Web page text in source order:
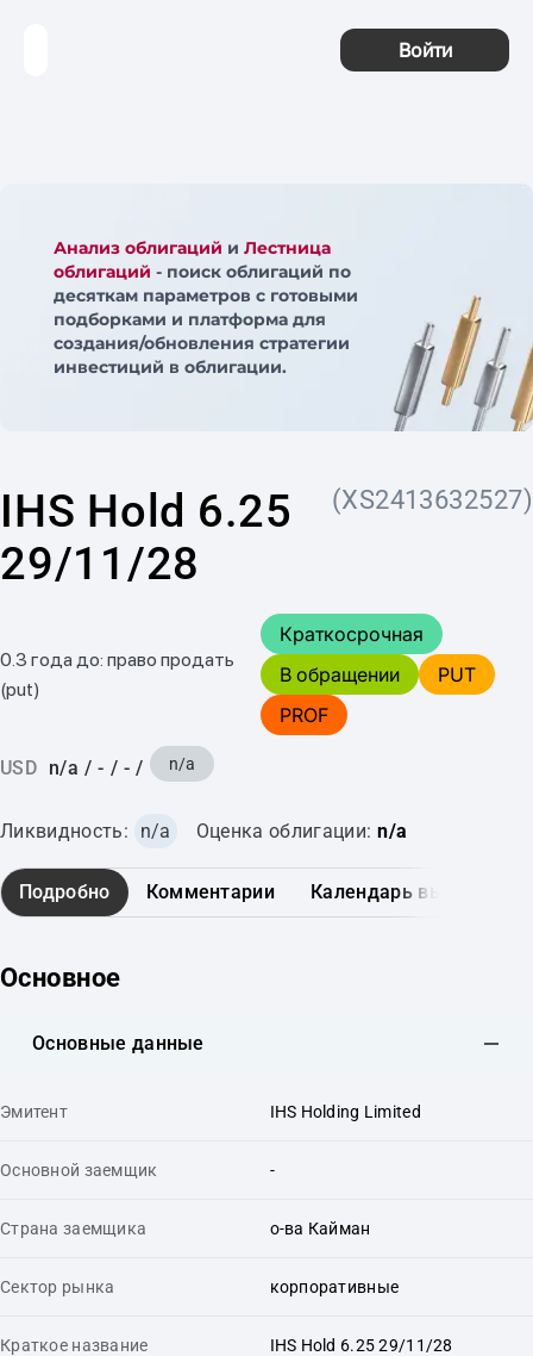
Войти
Анализ облигаций и Лестница
облигаций - поиск облигаций по
десяткам параметров с готовыми
подборками и платформа для
создания/обновления стратегии
инвестиций в облигации.
IHS Hold 6.25
29/11/28
(XS2413632527)
0.3 года до: право продать
(put)
Краткосрочная
В обращении
PUT
PROF
USD n/a / - / - / n/a
Ликвидность: n/a Оценка облигации: n/a
Подробно Комментарии Календарь выплат
Основное
Основные данные
Эмитент IHS Holding Limited
Основной заемщик -
Страна заемщика о-ва Кайман
Сектор рынка корпоративные
Краткое название IHS Hold 6.25 29/11/28